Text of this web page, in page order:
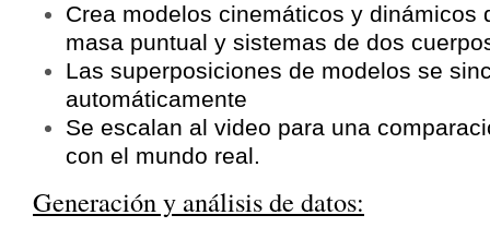
Crea modelos cinemáticos y dinámicos
masa puntual y sistemas de dos
Las superposiciones de modelos se
automáticamente
Se escalan al video para una
con el mundo real.
Generación y análisis de datos: